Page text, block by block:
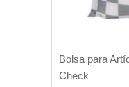
Bolsa para
Check